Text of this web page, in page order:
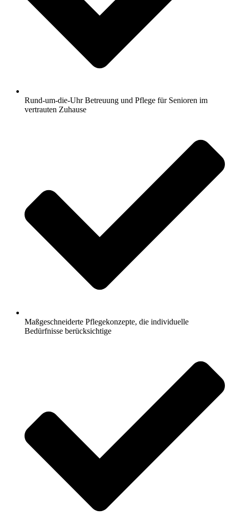
Rund-um-die-Uhr Betreuung und Pflege für Senioren im
vertrauten Zuhause
Maßgeschneiderte Pflegekonzepte, die individuelle
Bedürfnisse berücksichtige